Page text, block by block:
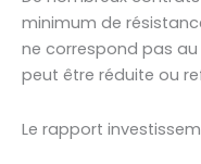
minimum de
ne correspond pas au
peut être réduite ou
Le rapport